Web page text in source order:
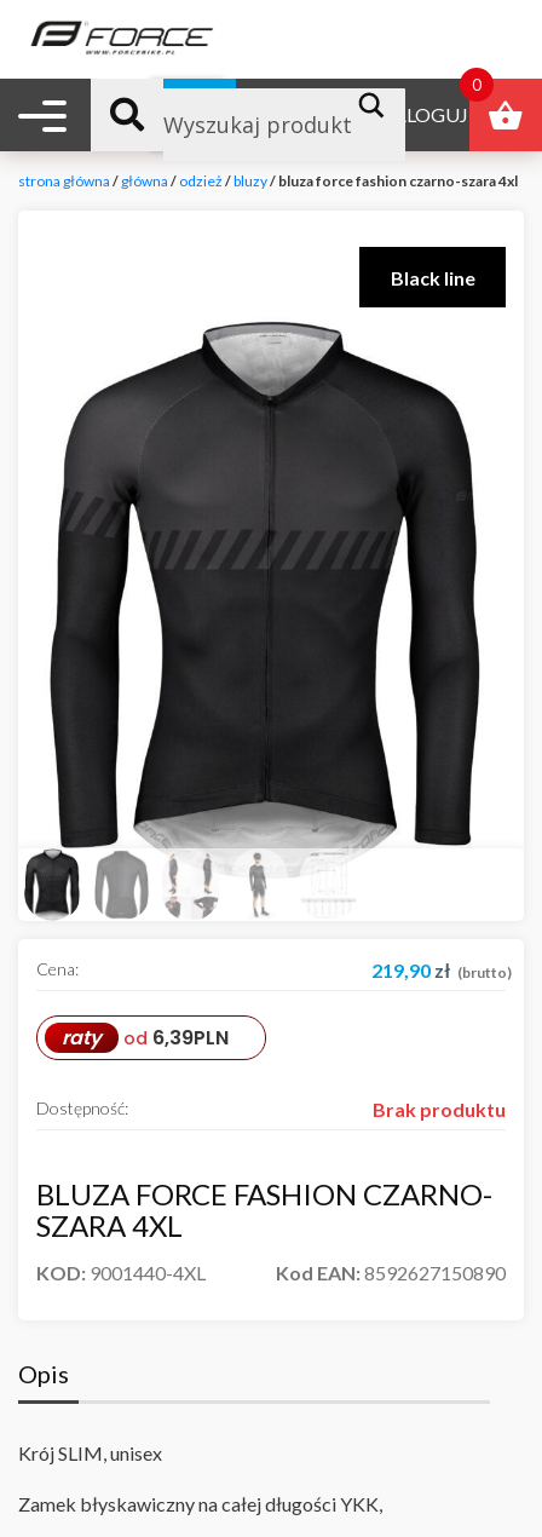
Nawigacja mobilna ZALOGUJ
B2B
strona główna / główna / odzież /bluzy/ bluza force fashion czarno-szara 4xl
Black line
BLUZA FORCE FASHION CZARNO-
SZARA 4XL
KOD: 9001440-4XL Kod EAN:8592627150890
Cena: 219,90 zł (brutto)
raty od 6,39PLN
Dostępność: Brak produktu
Opis
Krój SLIM, unisex
Zamek błyskawiczny na całej długości YKK,
0